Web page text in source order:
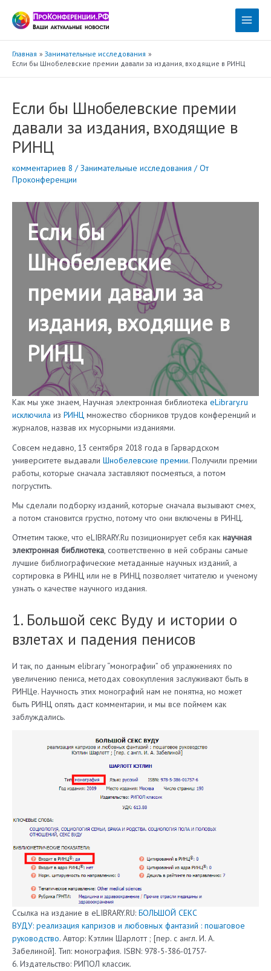
содержимому
Main
Главная
Занимательные исследования
Если бы Шнобелевские премии давали за издания, входящие в РИНЦ
Если бы Шнобелевские премии
давали за издания, входящие в
РИНЦ
комментариев 8 /Занимательные исследования / От
Проконференции
Если бы
Шнобелевские
премии давали за
издания, входящие в
РИНЦ
Как мы уже знаем, Научная электронная библиотека eLibrary.ru
исключила из РИНЦ множество сборников трудов конференций и
журналов, назвав их мусорными изданиями.
Совсем недавно, 13 сентября 2018 года в Гарвардском
университете выдавали Шнобелевские премии. Получили премии
работы, которые сначала заставляют посмеяться, а потом
погрустить.
Мы сделали подборку изданий, которые сначала вызывают смех,
а потом становится грустно, потому что они включены в РИНЦ.
Отметим также, что eLIBRARY.Ru позиционирует себя как научная
электронная библиотека, соответственно в ней собраны самые
лучшие библиографические метаданные научных изданий, а
сортировка в РИНЦ или не в РИНЦ позволяет читателю и ученому
узнать о качестве научного издания.
1. Большой секс Вуду и истории о
взлетах и падения пенисов
И так, по данным elibrary “монографии” об упражнениях по
увеличению пениса, методах совокупления заслуживают быть в
РИНЦе. Научность этих монографий нам не понятна, но может
быть РИНЦ опять даст комментарии, и мы все поймем как
заблуждались.
Ссылка на издание в eLIBRARY.RU: БОЛЬШОЙ СЕКС
ВУДУ: реализация капризов и любовных фантазий : пошаговое
руководство. Автор: Кэтлин Шарлотт ; [пер. с англ. И. А.
Забелиной]. Тип: монография. ISBN: 978-5-386-01757-
6. Издательство: РИПОЛ классик.